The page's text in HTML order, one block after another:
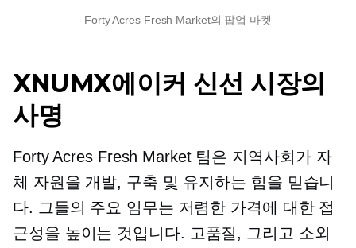
Forty Acres Fresh Market의 팝업 마켓
XNUMX에이커 신선 시장의
사명
Forty Acres Fresh Market 팀은 지역사회가 자
체 자원을 개발, 구축 및 유지하는 힘을 믿습니
다. 그들의 주요 임무는 저렴한 가격에 대한 접
근성을 높이는 것입니다. 고품질, 그리고 소외